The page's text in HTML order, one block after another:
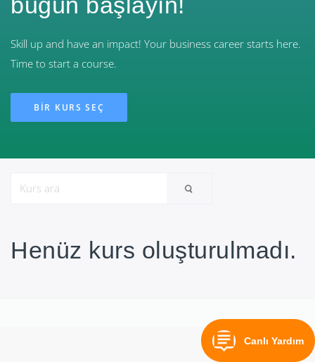
Skill up and have an impact! Your business career starts here.
Time to start a course.
BIR KURS SEÇ
Henüz kurs oluşturulmadı.